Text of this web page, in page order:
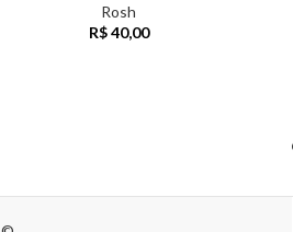
Rosh
R$40,00